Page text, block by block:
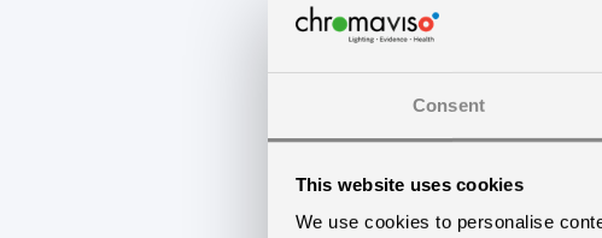
Consent
This website uses cookies
We use cookies to personalise
kombinationen av
— Kontrasterna är
Mikkel Seyer-Hansen.
Under kikertkirurgi